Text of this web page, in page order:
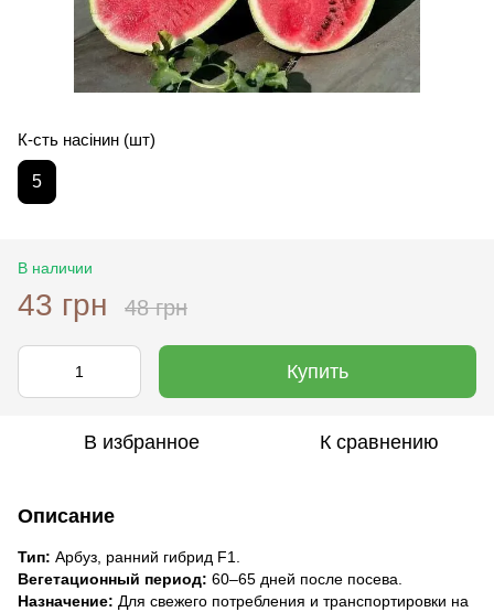
К-сть насінин (шт)
5
В наличии
43 грн 48 грн
Купить
В избранное К сравнению
Описание
Тип: Арбуз, ранний гибрид F1.
Вегетационный период: 60–65 дней после посева.
Назначение: Для свежего потребления и транспортировки на